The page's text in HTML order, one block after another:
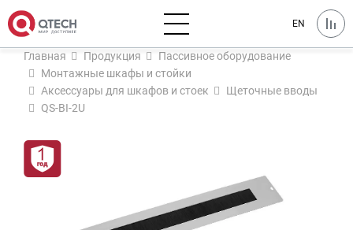
EN
Главная Продукция
Пассивное оборудование
Монтажные шкафы и стойки
Аксессуары для шкафов и стоек
Щеточные вводы
QS-BI-2U